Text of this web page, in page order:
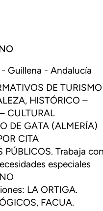
Guillena - Andalucía
DE TURISMO
HISTÓRICO –
CULTURAL
DE GATA (ALMERÍA)
CITA
PÚBLICOS. Trabaja
especiales
LA ORTIGA.
FACUA.